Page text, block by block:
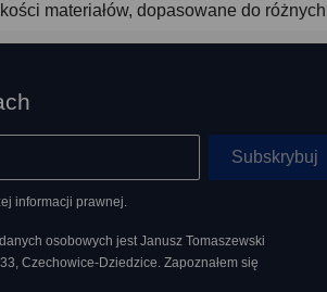
materiałów, dopasowane do
informacji prawnej.
osobowych jest Janusz Tomaszewski
Czechowice-Dziedzice. Zapoznałem się